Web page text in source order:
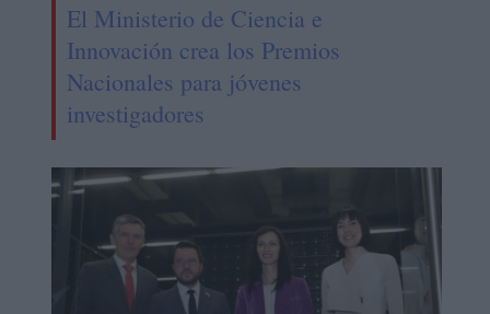
El Ministerio de Ciencia e
Innovación crea los Premios
Nacionales para jóvenes
investigadores